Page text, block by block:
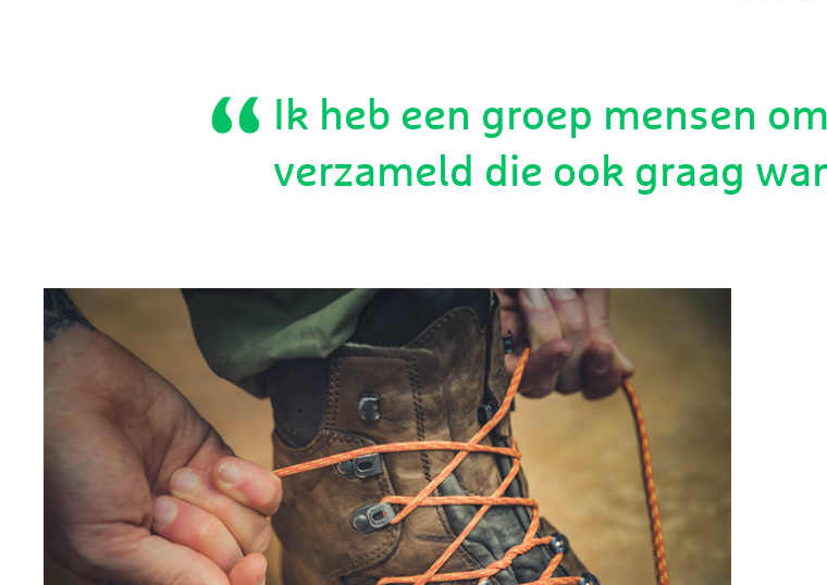
Ik heb een groep mensen
verzameld die ook graag